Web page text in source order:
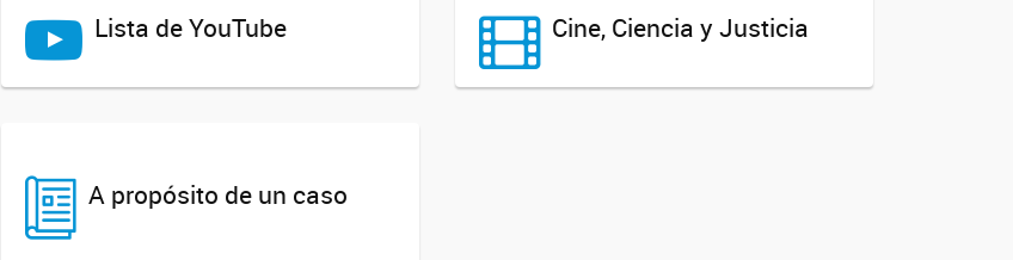
Lista de YouTube Cine, Ciencia y Justicia
A propósito de un caso